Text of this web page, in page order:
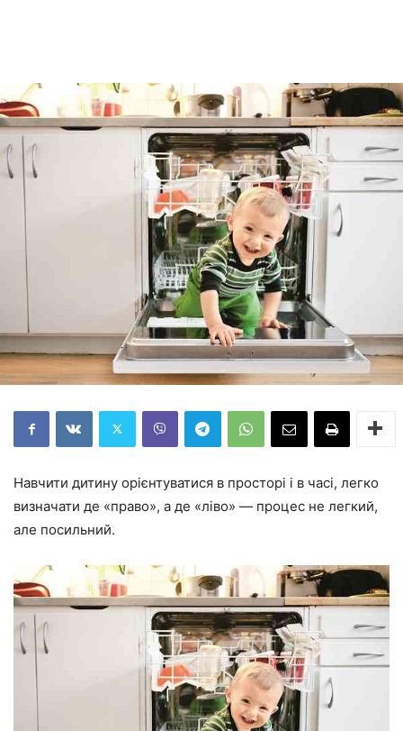
Навчити дитину орієнтуватися в просторі і в часі, легко
визначати де «право», а де «ліво» — процес не легкий,
але посильний.